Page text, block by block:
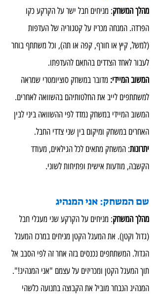
מהלך המשחק: מניחים חבל ישר על הקרקע כקו
הפרדה. המנחה מכריז על קטגוריה של העדפות
(למשל, קיץ או חורף, קפה או תה), וכל משתתף בוחר
לעבור לאחד הצדדים בהתאם להעדפתו.
המשוב המיידי: מדובר במשחק סוציומטרי שמראה
למשתתפים לייב את החלטותיהם בהשוואה לאחרים.
המשוב המיידי במשחק נמדד לפי ההשוואה ביני לבין
האחרים במשחק ומיקום בין שני צדדי החבל.
יתרונות: המשחק מתאים לכל הגילאים, מעודד
הקשבה, מודעות אישית ופתיחות לשוני.
שם המשחק: אני המנהיג
מהלך המשחק: מניחים על הקרקע שני מעגלי חבל
(גדול וקטן). את המעגל הקטן מניחים במרכז המעגל
הגדול. המשתתפים נכנסים בזה אחר זה לפי הסבב אל
תוך המעגל הקטן ומכריזים על עצמם "אני המנהיג!".
המנהיג הנבחר מוביל את הקבוצה בתנועה כלשהי